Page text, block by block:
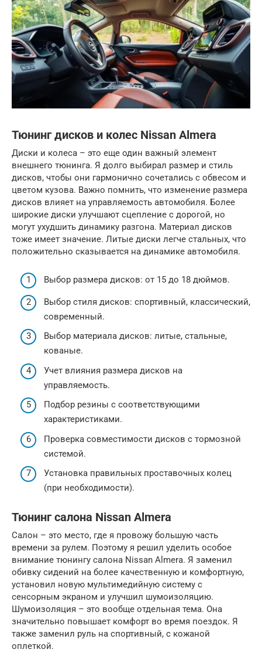
Тюнинг дисков и колес Nissan Almera
Диски и колеса – это еще один важный элемент
внешнего тюнинга. Я долго выбирал размер и стиль
дисков, чтобы они гармонично сочетались с обвесом и
цветом кузова. Важно помнить, что изменение размера
дисков влияет на управляемость автомобиля. Более
широкие диски улучшают сцепление с дорогой, но
могут ухудшить динамику разгона. Материал дисков
тоже имеет значение. Литые диски легче стальных, что
положительно сказывается на динамике автомобиля.
Выбор размера дисков: от 15 до 18 дюймов.
Выбор стиля дисков: спортивный, классический,
современный.
Выбор материала дисков: литые, стальные,
кованые.
Учет влияния размера дисков на
управляемость.
Подбор резины с соответствующими
характеристиками.
Проверка совместимости дисков с тормозной
системой.
Установка правильных проставочных колец
(при необходимости).
Тюнинг салона Nissan Almera
Салон – это место, где я провожу большую часть
времени за рулем. Поэтому я решил уделить особое
внимание тюнингу салона Nissan Almera. Я заменил
обивку сидений на более качественную и комфортную,
установил новую мультимедийную систему с
сенсорным экраном и улучшил шумоизоляцию.
Шумоизоляция – это вообще отдельная тема. Она
значительно повышает комфорт во время поездок. Я
также заменил руль на спортивный, с кожаной
оплеткой.